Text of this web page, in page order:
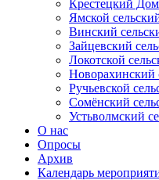
Крестецкий
Ямской
Винский
Зайцевский
Локотской
Новорахинский
Ручьевской
Сомёнский
Устьволмский
О нас
Опросы
Архив
Календарь